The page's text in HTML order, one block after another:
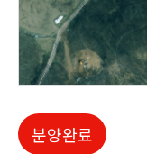
분양완료